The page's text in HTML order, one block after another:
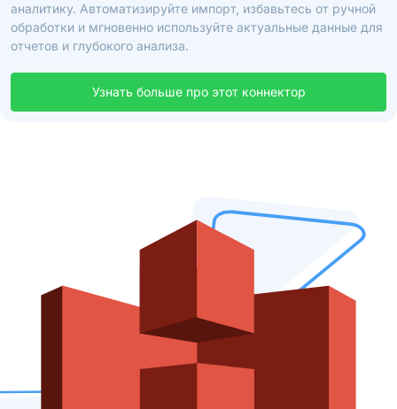
аналитику. Автоматизируйте импорт, избавьтесь от ручной
обработки и мгновенно используйте актуальные данные для
отчетов и глубокого анализа.
Узнать больше про этот коннектор